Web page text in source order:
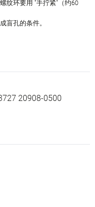
纹环要用 "手拧紧"（约60
盲孔的条件。
20908-0500